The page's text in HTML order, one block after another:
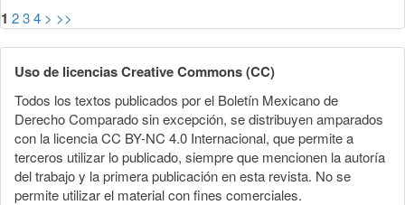
1 234 > >>
Uso de licencias Creative Commons (CC)
Todos los textos publicados por el Boletín Mexicano de
Derecho Comparado sin excepción, se distribuyen amparados
con la licencia CC BY-NC 4.0 Internacional, que permite a
terceros utilizar lo publicado, siempre que mencionen la autoría
del trabajo y la primera publicación en esta revista. No se
permite utilizar el material con fines comerciales.